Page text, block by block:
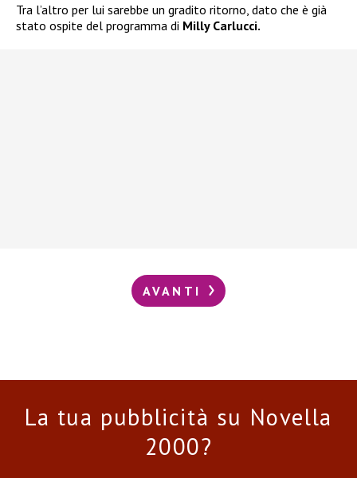
Tra l’altro per lui sarebbe un gradito ritorno, dato che è già
stato ospite del programma di Milly Carlucci.
AVANTI
La tua pubblicità su Novella
2000?